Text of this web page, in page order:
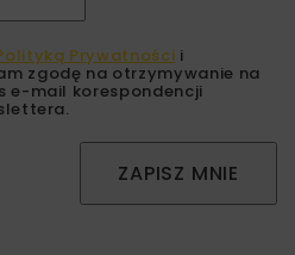
Prywatności i
zgodę na otrzymywanie na
e-mail korespondencji
ZAPISZ MNIE